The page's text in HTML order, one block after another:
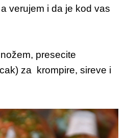
verujem i da je kod vas
presecite
za krompire, sireve i